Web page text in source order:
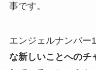
事です。
エンジェルナンバー
な新しいことへのチ